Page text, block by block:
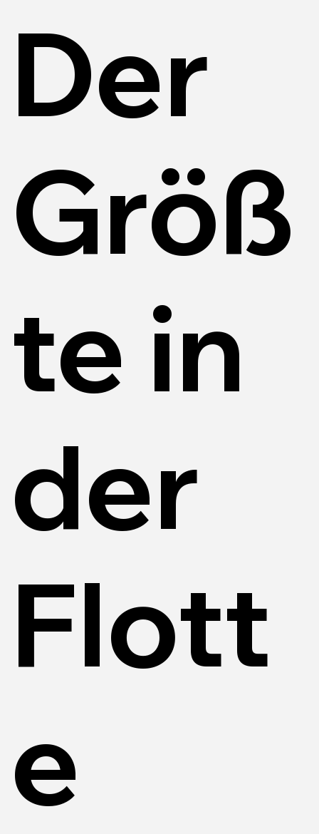
Der
Größ
te in
der
Flott
e